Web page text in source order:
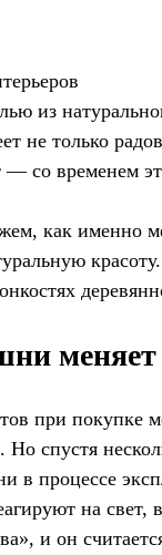
из
не только
со временем
как именно
меняет
при покупке
спустя
в процессе
на свет,
и он